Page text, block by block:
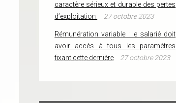
caractère sérieux et durable des pertes
d’exploitation
27 octobre 2023
Rémunération variable : le salarié doit
avoir accès à tous les paramètres
fixant cette dernière
27 octobre 2023